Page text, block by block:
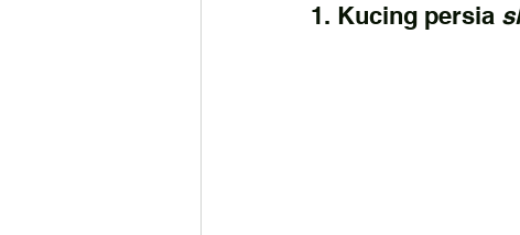
1. Kucing persia